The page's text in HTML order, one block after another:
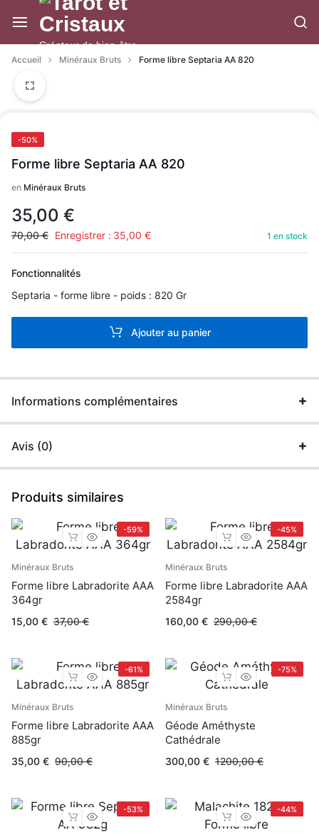
à/au
contenuCréateur de bien-être
Accueil Minéraux Bruts Forme libre Septaria AA 820
-50%
Forme libre Septaria AA 820
en Minéraux Bruts
35,00 €
70,00€ Enregistrer : 35,00 € 1 en stock
Fonctionnalités
Septaria - forme libre - poids : 820 Gr
Ajouter au panier
Informations complémentaires
Avis (0)
Produits similaires
-59%
Minéraux Bruts
Forme libre Labradorite AAA
364gr
15,00 € 37,00€
-45%
Minéraux Bruts
Forme libre Labradorite AAA
2584gr
160,00 € 290,00€
-61%
Minéraux Bruts
Forme libre Labradorite AAA
885gr
35,00 € 90,00€
-75%
Minéraux Bruts
Géode Améthyste
Cathédrale
300,00 € 1200,00€
-53% -44%